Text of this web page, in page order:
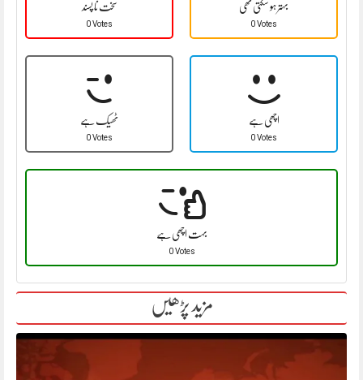
سخت نا پسند
0 Votes
بہتر ہو سکتی تھی
0 Votes
ٹھیک ہے
0 Votes
اچھی ہے
0 Votes
بہت اچھی ہے
0 Votes
مزید پڑھیں